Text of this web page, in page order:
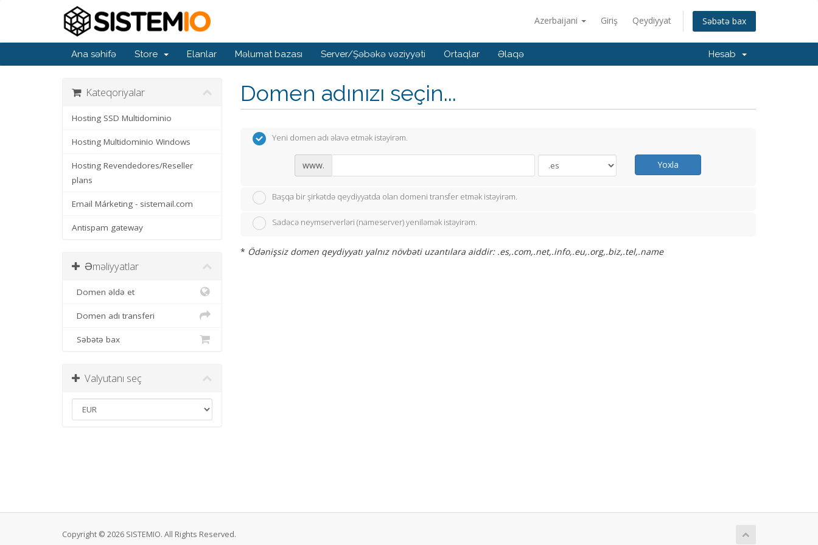
Azerbaijani Giriş Qeydiyyat Səbətə bax
Ana səhifə Store Elanlar Məlumat bazası Server/Şəbəkə vəziyyəti Ortaqlar Əlaqə Hesab
Domen adınızı seçin...
Kateqoriyalar
Hosting SSD Multidominio
Hosting Multidominio Windows
Hosting Revendedores/Reseller
plans
Email Márketing - sistemail.com
Antispam gateway
Əməliyyatlar
Domen əldə et
Domen adı transferi
Səbətə bax
Valyutanı seç
Yeni domen adı əlavə etmək istəyirəm.
www. Yoxla
Başqa bir şirkətdə qeydiyyatda olan domeni transfer etmək istəyirəm.
Sadəcə neymserverləri (nameserver) yeniləmək istəyirəm.
* Ödənişsiz domen qeydiyyatı yalnız növbəti uzantılara aiddir: .es,.com,.net,.info,.eu,.org,.biz,.tel,.name
Copyright © 2026 SISTEMIO. All Rights Reserved.